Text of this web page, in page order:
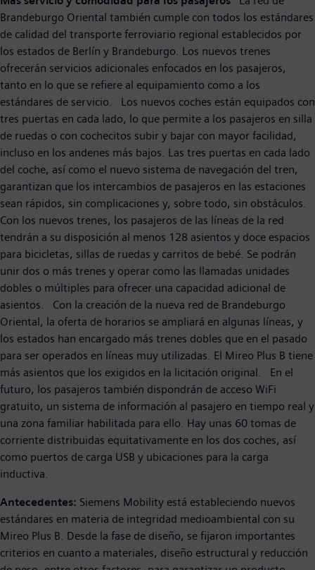
Brandeburgo Oriental también cumple con todos los estándares
de calidad del transporte ferroviario regional establecidos por
los estados de Berlín y Brandeburgo. Los nuevos trenes
ofrecerán servicios adicionales enfocados en los pasajeros,
tanto en lo que se refiere al equipamiento como a los
estándares de servicio. Los nuevos coches están equipados con
tres puertas en cada lado, lo que permite a los pasajeros en silla
de ruedas o con cochecitos subir y bajar con mayor facilidad,
incluso en los andenes más bajos. Las tres puertas en cada lado
del coche, así como el nuevo sistema de navegación del tren,
garantizan que los intercambios de pasajeros en las estaciones
sean rápidos, sin complicaciones y, sobre todo, sin obstáculos.
Con los nuevos trenes, los pasajeros de las líneas de la red
tendrán a su disposición al menos 128 asientos y doce espacios
para bicicletas, sillas de ruedas y carritos de bebé. Se podrán
unir dos o más trenes y operar como las llamadas unidades
dobles o múltiples para ofrecer una capacidad adicional de
asientos. Con la creación de la nueva red de Brandeburgo
Oriental, la oferta de horarios se ampliará en algunas líneas, y
los estados han encargado más trenes dobles que en el pasado
para ser operados en líneas muy utilizadas. El Mireo Plus B tiene
más asientos que los exigidos en la licitación original. En el
futuro, los pasajeros también dispondrán de acceso WiFi
gratuito, un sistema de información al pasajero en tiempo real y
una zona familiar habilitada para ello. Hay unas 60 tomas de
corriente distribuidas equitativamente en los dos coches, así
como puertos de carga USB y ubicaciones para la carga
inductiva.
Antecedentes: Siemens Mobility está estableciendo nuevos
estándares en materia de integridad medioambiental con su
Mireo Plus B. Desde la fase de diseño, se fijaron importantes
criterios en cuanto a materiales, diseño estructural y reducción